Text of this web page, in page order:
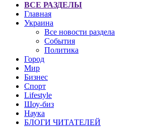
ВСЕ РАЗДЕЛЫ
Главная
Украина
Все новости раздела
События
Политика
Город
Мир
Бизнес
Спорт
Lifestyle
Шоу-биз
Наука
БЛОГИ ЧИТАТЕЛЕЙ